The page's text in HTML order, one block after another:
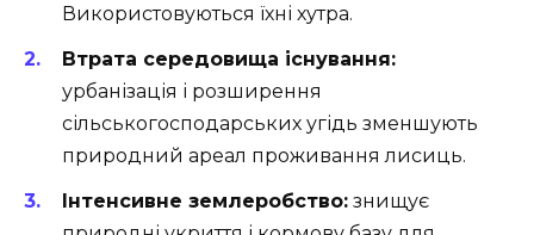
Використовуються їхні хутра.
Втрата середовища існування:
урбанізація і розширення
сільськогосподарських угідь зменшують
природний ареал проживання лисиць.
Інтенсивне землеробство: знищує